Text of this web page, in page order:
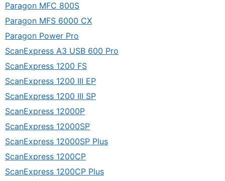
Paragon MFC 800S
Paragon MFS 6000 CX
Paragon Power Pro
ScanExpress A3 USB 600 Pro
ScanExpress 1200 FS
ScanExpress 1200 III EP
ScanExpress 1200 III SP
ScanExpress 12000P
ScanExpress 12000SP
ScanExpress 12000SP Plus
ScanExpress 1200CP
ScanExpress 1200CP Plus